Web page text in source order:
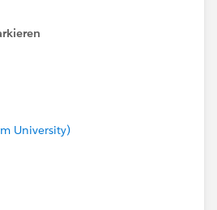
try creating a playground.
trailblazer-
University)